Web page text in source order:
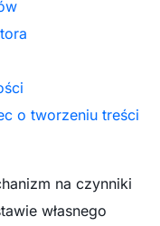
o tworzeniu treści
na czynniki
własnego